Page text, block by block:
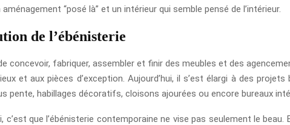
“posé là” et un intérieur qui semble pensé de l’intérieur.
de l’ébénisterie
concevoir, fabriquer, assembler et finir des meubles et des
et aux pièces d’exception. Aujourd’hui, il s’est élargi à des
pente, habillages décoratifs, cloisons ajourées ou encore bureaux
c’est que l’ébénisterie contemporaine ne vise pas seulement le